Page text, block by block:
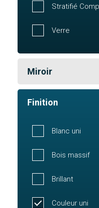
Stratifié
Verre
Miroir
Finition
Blanc uni
Bois massif
Brillant
Couleur uni